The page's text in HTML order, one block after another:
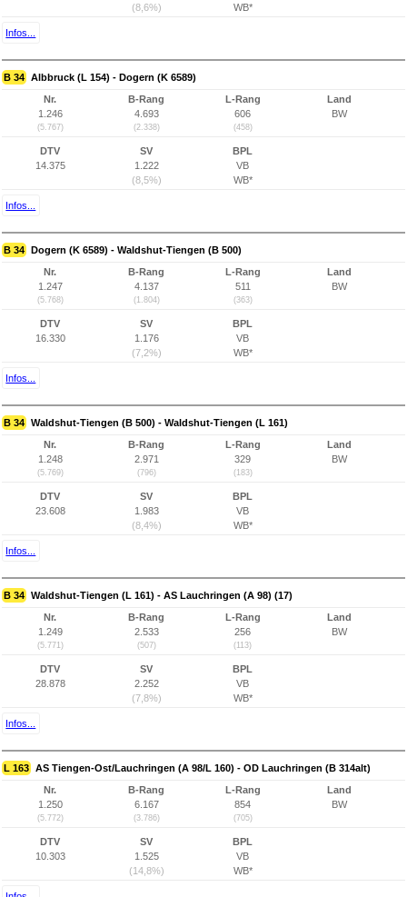
(8,6%)
WB*
Infos...
B 34 Albbruck (L 154) - Dogern (K 6589)
Nr.
1.246
(5.767)
B-Rang
4.693
(2.338)
L-Rang
606
(458)
Land
BW
DTV
14.375
SV
1.222
(8,5%)
BPL
VB
WB*
Infos...
B 34 Dogern (K 6589) - Waldshut-Tiengen (B 500)
Nr.
1.247
(5.768)
B-Rang
4.137
(1.804)
L-Rang
511
(363)
Land
BW
DTV
16.330
SV
1.176
(7,2%)
BPL
VB
WB*
Infos...
B 34 Waldshut-Tiengen (B 500) - Waldshut-Tiengen (L 161)
Nr.
1.248
(5.769)
B-Rang
2.971
(796)
L-Rang
329
(183)
Land
BW
DTV
23.608
SV
1.983
(8,4%)
BPL
VB
WB*
Infos...
B 34 Waldshut-Tiengen (L 161) - AS Lauchringen (A 98) (17)
Nr.
1.249
(5.771)
B-Rang
2.533
(507)
L-Rang
256
(113)
Land
BW
DTV
28.878
SV
2.252
(7,8%)
BPL
VB
WB*
Infos...
L 163 AS Tiengen-Ost/Lauchringen (A 98/L 160) - OD Lauchringen (B 314alt)
Nr.
1.250
(5.772)
B-Rang
6.167
(3.786)
L-Rang
854
(705)
Land
BW
DTV
10.303
SV
1.525
(14,8%)
BPL
VB
WB*